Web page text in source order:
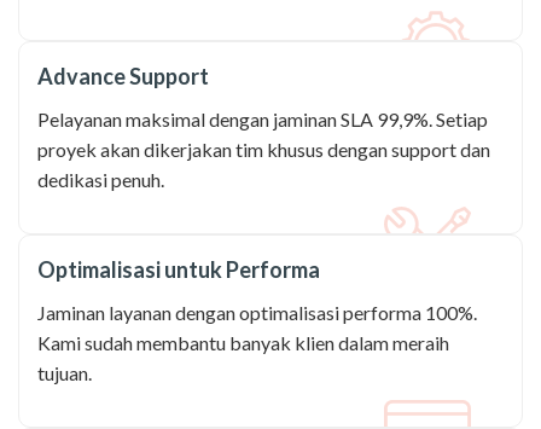
Advance Support
Pelayanan maksimal dengan jaminan SLA 99,9%. Setiap
proyek akan dikerjakan tim khusus dengan support dan
dedikasi penuh.
Optimalisasi untuk Performa
Jaminan layanan dengan optimalisasi performa 100%.
Kami sudah membantu banyak klien dalam meraih
tujuan.